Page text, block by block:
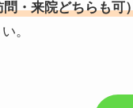
・来院どちらも可
。